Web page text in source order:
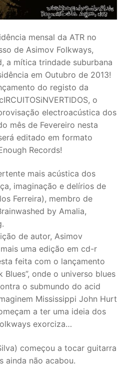
mensal da ATR no
de Asimov Folkways,
a mítica trindade suburbana
em Outubro de 2013!
do registo da
o
electroacústica dos
mês de Fevereiro nesta
editado em formato
Records!
mais acústica dos
imaginação e delírios de
Ferreira), membro de
by Amalia,
de autor, Asimov
uma edição em cd-r
feita com o lançamento
Blues”, onde o universo blues
o submundo do acid
Mississippi John Hurt
a ter uma ideia dos
exorciza…
começou a tocar guitarra
ainda não acabou.